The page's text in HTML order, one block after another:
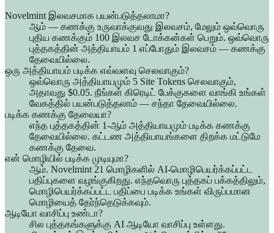
Novelmint இலவசமாக பயன்படுத்தலாமா?
ஆம் — கணக்கு உருவாக்குவது இலவசம், மேலும் ஒவ்வொரு
புதிய கணக்கும் 100 இலவச டோக்கன்கள் பெறும். ஒவ்வொரு
புத்தகத்தின் அத்தியாயம் 1 எப்போதும் இலவசம் — கணக்கு
தேவையில்லை.
ஒரு அத்தியாயம் படிக்க எவ்வளவு செலவாகும்?
ஒவ்வொரு அத்தியாயமும் 5 Site Tokens செலவாகும்,
அதாவது $0.05. நீங்கள் கிரெடிட் பேக்குகளை வாங்கி உங்கள்
வேகத்தில் பயன்படுத்தலாம் — சந்தா தேவையில்லை.
படிக்க கணக்கு தேவையா?
எந்த புத்தகத்தின் 1-ஆம் அத்தியாயமும் படிக்க கணக்கு
தேவையில்லை. கட்டண அத்தியாயங்களை திறக்க மட்டுமே
கணக்கு தேவை.
என் மொழியில் படிக்க முடியுமா?
ஆம். Novelmint 21 மொழிகளில் AI-மொழிபெயர்க்கப்பட்ட
பதிப்புகளை வழங்குகிறது. எந்தவொரு புத்தகப் பக்கத்திலும்,
மொழிபெயர்க்கப்பட்ட பதிப்பை படிக்க உங்கள் விருப்பமான
மொழியைத் தேர்ந்தெடுக்கவும்.
ஆடியோ வாசிப்பு உண்டா?
சில புத்தகங்களுக்கு AI ஆடியோ வாசிப்பு உள்ளது.